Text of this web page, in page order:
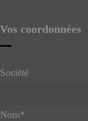
Vos coordonnées
Société
Nom*